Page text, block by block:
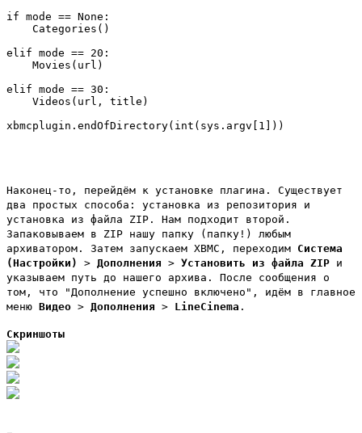
if mode == None:
    Categories()
elif mode == 20:
    Movies(url)
elif mode == 30:
    Videos(url, title)
Наконец-то, перейдём к установке плагина. Существует
два простых способа: установка из репозитория и
установка из файла ZIP. Нам подходит второй.
Запаковываем в ZIP нашу папку (папку!) любым
архиватором. Затем запускаем XBMC, переходим Система
(Настройки)
> Дополнения > Установить из файла ZIP и
указываем путь до нашего архива. После сообщения о
том, что "Дополнение успешно включено", идём в главное
меню Видео > Дополнения > LineCinema .
Скриншоты